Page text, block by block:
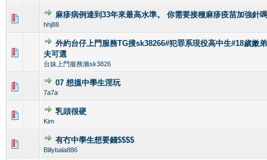
麻疹病例達到33年來最高水準。 你需要接種麻疹疫苗加強針
hhj88
0 Vote(s) - 0 out of 5 in Average
12345
外約台仔上門服務TG搜sk38266#犯罪系現役高中生#18歲嫩
夫可選
台妹上門服務瀨sk3826
0 Vote(s) - 0 out of 5 in Average
07 想搵中學生淫玩
7a7a
0 Vote(s) - 0 out of 5 in Average
乳頭很硬
Kim
0 Vote(s) - 0 out of 5 in Average
有冇中學生想要錢$$$$
Billybala886
0 Vote(s) - 0 out of 5 in Average
123